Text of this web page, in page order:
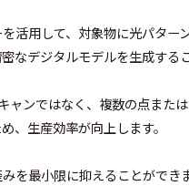
活用して、対象物に光パター
なデジタルモデルを生成する
ンではなく、複数の点また
、生産効率が向上します。
を最小限に抑えることができま